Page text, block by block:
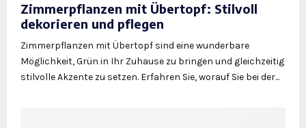
Zimmerpflanzen mit Übertopf: Stilvoll
dekorieren und pflegen
Zimmerpflanzen mit Übertopf sind eine wunderbare
Möglichkeit, Grün in Ihr Zuhause zu bringen und gleichzeitig
stilvolle Akzente zu setzen. Erfahren Sie, worauf Sie bei der...